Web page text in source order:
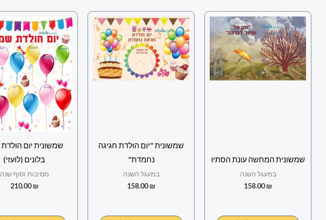
שמשונית המחשה עונת הסתיו
במעגל השנה
158.00₪
שמשונית "יום הולדת חגיגה
נחמדת"
במעגל השנה
158.00₪
בלונים (לועזי)
מסיבות וסוף שנה
210.00₪